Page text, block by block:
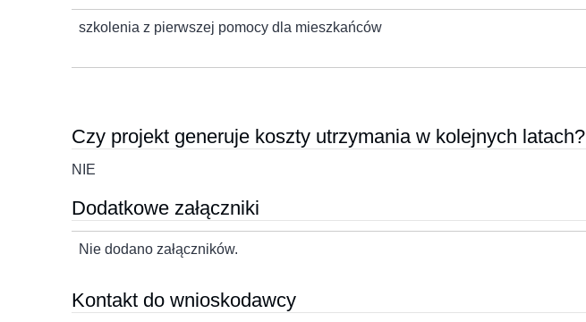
szkolenia z pierwszej pomocy dla mieszkańców
Czy projekt generuje koszty utrzymania w kolejnych latach?
NIE
Dodatkowe załączniki
Nie dodano załączników.
Kontakt do wnioskodawcy